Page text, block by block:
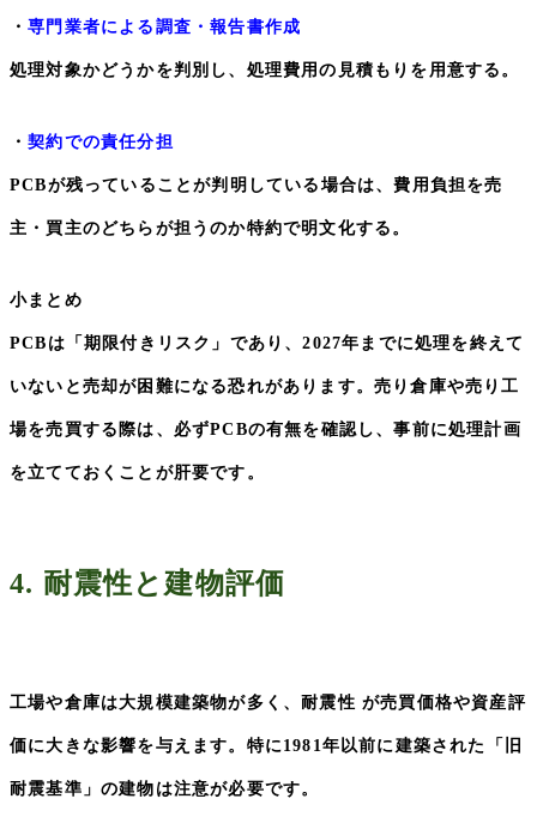
・専門業者による調査・報告書作成
処理対象かどうかを判別し、処理費用の見積もりを用意する。
・契約での責任分担
PCBが残っていることが判明している場合は、費用負担を売
主・買主のどちらが担うのか特約で明文化する。
小まとめ
PCB は「期限付きリスク」であり、2027年までに処理を終えて
いないと売却が困難になる恐れがあります。売り倉庫や売り工
場を売買する際は、必ずPCBの有無を確認し、事前に処理計画
を立てておくことが肝要です。
4. 耐震性と建物評価
工場や倉庫は大規模建築物が多く、耐震性 が売買価格や資産評
価に大きな影響を与えます。特に 1981 年以前に建築された「旧
耐震基準」の建物は注意が必要です。